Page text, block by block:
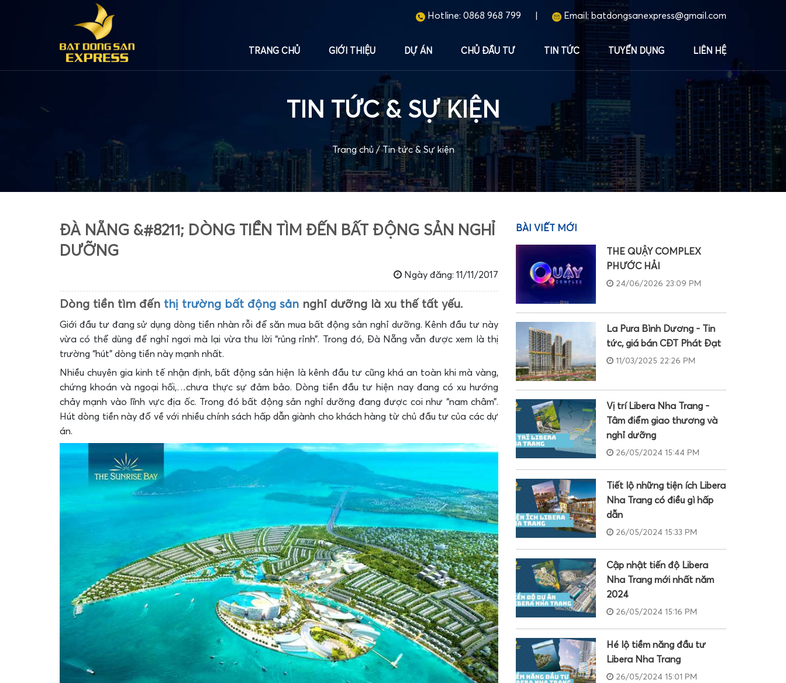
Hotline: 0868 968 799 Email: batdongsanexpress@gmail.com
TRANG CHỦ GIỚI THIỆU DỰ ÁN CHỦ ĐẦU TƯ TIN TỨC TUYỂN DỤNG LIÊN HỆ
TIN TỨC & SỰ KIỆN
Trang chủ /Tin tức & Sự kiện
ĐÀ NẴNG &#8211; DÒNG TIỀN TÌM ĐẾN BẤT ĐỘNG SẢN NGHỈ
DƯỠNG
Ngày đăng: 11/11/2017
Dòng tiền tìm đến thị trường bất động sản nghỉ dưỡng là xu thế tất yếu.
Giới đầu tư đang sử dụng dòng tiền nhàn rỗi để săn mua bất động sản nghỉ dưỡng. Kênh đầu tư này
vừa có thể dùng để nghỉ ngơi mà lại vừa thu lời “rủng rỉnh”. Trong đó, Đà Nẵng vẫn được xem là thị
trường “hút” dòng tiền này mạnh nhất.
Nhiều chuyên gia kinh tế nhận định, bất động sản hiện là kênh đầu tư cũng khá an toàn khi mà vàng,
chứng khoán và ngoại hối,…chưa thực sự đảm bảo. Dòng tiền đầu tư hiện nay đang có xu hướng
chảy mạnh vào lĩnh vực địa ốc. Trong đó bất động sản nghỉ dưỡng đang được coi như “nam châm”.
Hút dòng tiền này đổ về với nhiều chính sách hấp dẫn giành cho khách hàng từ chủ đầu tư của các dự
án.
BÀI VIẾT MỚI
THE QUẬY COMPLEX
PHƯỚC HẢI
24/06/2026 23:09 PM
La Pura Bình Dương - Tin
tức, giá bán CĐT Phát Đạt
11/03/2025 22:26 PM
Vị trí Libera Nha Trang -
Tâm điểm giao thương và
nghỉ dưỡng
26/05/2024 15:44 PM
Tiết lộ những tiện ích Libera
Nha Trang có điều gì hấp
dẫn
26/05/2024 15:33 PM
Cập nhật tiến độ Libera
Nha Trang mới nhất năm
2024
26/05/2024 15:16 PM
Hé lộ tiềm năng đầu tư
Libera Nha Trang
26/05/2024 15:01 PM